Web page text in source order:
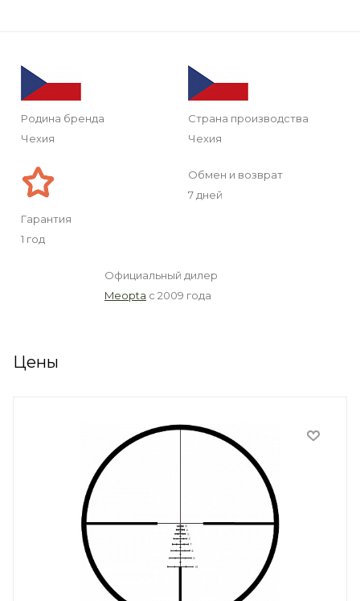
Родина бренда
Чехия
Страна производства
Чехия
Гарантия
1 год
Обмен и возврат
7 дней
Официальный дилер
Meopta с 2009 года
Цены